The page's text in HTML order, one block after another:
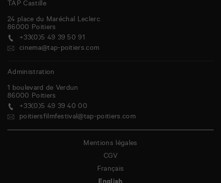
TAP Castille
24 place du Maréchal Leclerc
86000 Poitiers
+33(0)5 49 39 50 91
cinema@tap-poitiers.com
Administration
1 boulevard de Verdun
86000 Poitiers
+33(0)5 49 39 40 00
poitiersfilmfestival@tap-poitiers.com
Mentions légales
CGV
Français